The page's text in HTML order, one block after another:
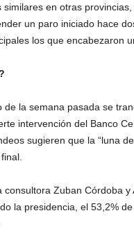
similares en otras
un paro iniciado hace
los que encabezaron
de la semana pasada se
intervención del Banco
sugieren que la “luna
consultora Zuban Córdoba
la presidencia, el 53,2%